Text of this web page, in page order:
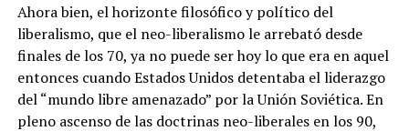
Ahora bien, el horizonte filosófico y político del
liberalismo, que el neo-liberalismo le arrebató desde
finales de los 70, ya no puede ser hoy lo que era en aquel
entonces cuando Estados Unidos detentaba el liderazgo
del “mundo libre amenazado” por la Unión Soviética. En
pleno ascenso de las doctrinas neo-liberales en los 90,